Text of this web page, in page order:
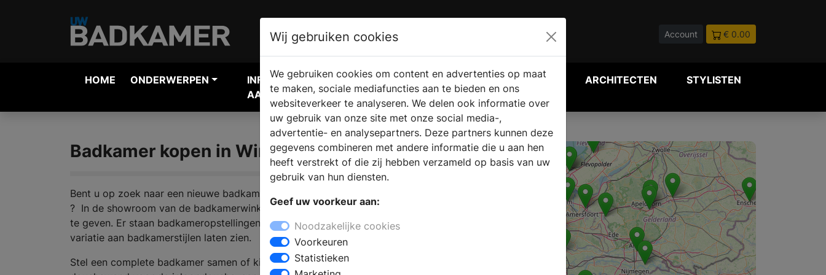
Account € 0.00
HOME ONDERWERPEN
INFORMATIE
AANVRAGEN
VERKOOPLOCATIE
VINDEN
WEBSHOP ARCHITECTEN STYLISTEN
Badkamer kopen in Winssen
Bent u op zoek naar een nieuwe badkamer en zoekt u een sanitair winkel in Winssen
? In de showroom van de badkamerwinkel staat een ervaren team klaar om advies
te geven. Er staan badkameropstellingen, die de laatste badkamertrends en een
variatie aan badkamerstijlen laten zien.
Stel een complete badkamer samen of kies voor aparte onderdelen zoals een
+
Wij gebruiken cookies
We gebruiken cookies om content en advertenties op maat
te maken, sociale mediafuncties aan te bieden en ons
websiteverkeer te analyseren. We delen ook informatie over
uw gebruik van onze site met onze social media-,
advertentie- en analysepartners. Deze partners kunnen deze
gegevens combineren met andere informatie die u aan hen
heeft verstrekt of die zij hebben verzameld op basis van uw
gebruik van hun diensten.
Geef uw voorkeur aan:
Noodzakelijke cookies
Voorkeuren
Statistieken